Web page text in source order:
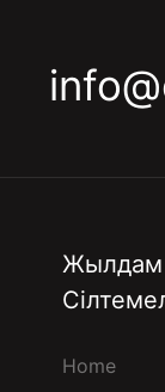
Жылдам
Home